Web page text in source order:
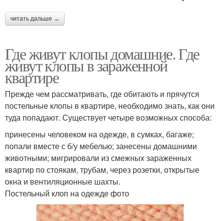
читать дальше →
Где живут клопы домашние. Где
живут клопы в зараженной
квартире
Прежде чем рассматривать, где обитають и прячутся
постельные клопы в квартире, необходимо знать, как они
туда попадают. Существует четыре возможных способа:
принесены человеком на одежде, в сумках, багаже;
попали вместе с б/у мебелью; занесены домашними
животными; мигрировали из смежных зараженных
квартир по стоякам, трубам, через розетки, открытые
окна и вентиляционные шахты.
Постельный клоп на одежде фото